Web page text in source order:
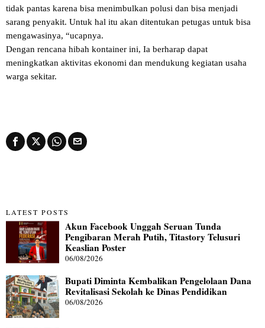
tidak pantas karena bisa menimbulkan polusi dan bisa menjadi
sarang penyakit. Untuk hal itu akan ditentukan petugas untuk bisa
mengawasinya, “ucapnya.
Dengan rencana hibah kontainer ini, Ia berharap dapat
meningkatkan aktivitas ekonomi dan mendukung kegiatan usaha
warga sekitar.
LATEST POSTS
Akun Facebook Unggah Seruan Tunda
Pengibaran Merah Putih, Titastory Telusuri
Keaslian Poster
06/08/2026
Bupati Diminta Kembalikan Pengelolaan Dana
Revitalisasi Sekolah ke Dinas Pendidikan
06/08/2026